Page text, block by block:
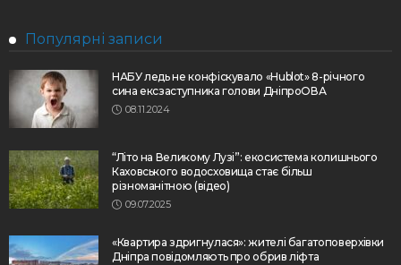
Популярні записи
НАБУ ледь не конфіскувало «Hublot» 8-річного
сина ексзаступника голови ДніпроОВА
08.11.2024
“Літо на Великому Лузі”: екосистема колишнього
Каховського водосховища стає більш
різноманітною (відео)
09.07.2025
«Квартира здригнулася»: жителі багатоповерхівки
Дніпра повідомляють про обрив ліфта